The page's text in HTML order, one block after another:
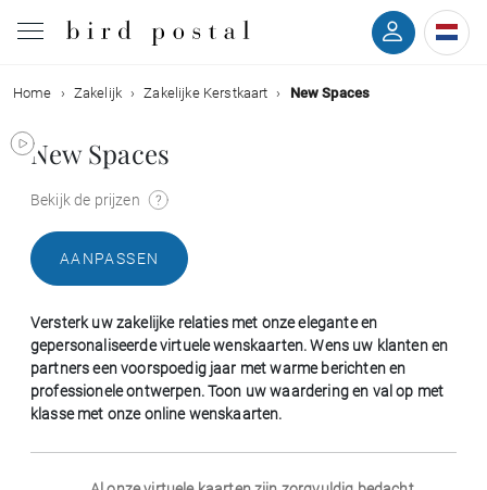
Bruiloft
Geboorte
Communie
Rouw
Verjaardag
Home Zakelijk Zakelijke Kerstkaart New Spaces
New Spaces
Bekijk de prijzen
AANPASSEN
Versterk uw zakelijke relaties met onze elegante en
gepersonaliseerde virtuele wenskaarten. Wens uw klanten en
partners een voorspoedig jaar met warme berichten en
professionele ontwerpen. Toon uw waardering en val op met
klasse met onze online wenskaarten.